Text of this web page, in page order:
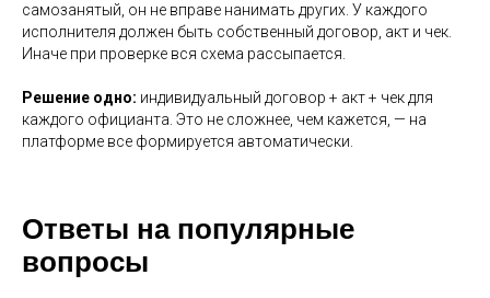
самозанятый, он не вправе нанимать других. У каждого
исполнителя должен быть собственный договор, акт и чек.
Иначе при проверке вся схема рассыпается.
Решение одно: индивидуальный договор + акт + чек для
каждого официанта. Это не сложнее, чем кажется, — на
платформе все формируется автоматически.
Ответы на популярные
вопросы